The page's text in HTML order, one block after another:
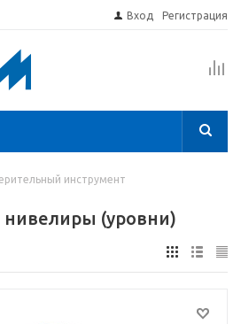
Вход Регистрация
инструмент
(уровни)